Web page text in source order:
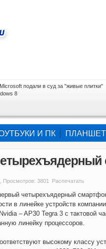
подали в суд за "живые плитки"
8
И ПК
Просмотров: 3801 Распечатать
четырехъядерный
в линейке устройств
– AP30 Tegra 3 с тактовой
линейку процессоров.
высокому классу